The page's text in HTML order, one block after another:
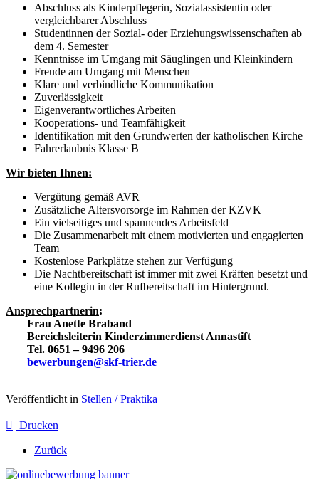
Abschluss als Kinderpflegerin, Sozialassistentin oder
vergleichbarer Abschluss
Studentinnen der Sozial- oder Erziehungswissenschaften ab
dem 4. Semester
Kenntnisse im Umgang mit Säuglingen und Kleinkindern
Freude am Umgang mit Menschen
Klare und verbindliche Kommunikation
Zuverlässigkeit
Eigenverantwortliches Arbeiten
Kooperations- und Teamfähigkeit
Identifikation mit den Grundwerten der katholischen Kirche
Fahrerlaubnis Klasse B
Wir bieten Ihnen:
Vergütung gemäß AVR
Zusätzliche Altersvorsorge im Rahmen der KZVK
Ein vielseitiges und spannendes Arbeitsfeld
Die Zusammenarbeit mit einem motivierten und engagierten
Team
Kostenlose Parkplätze stehen zur Verfügung
Die Nachtbereitschaft ist immer mit zwei Kräften besetzt und
eine Kollegin in der Rufbereitschaft im Hintergrund.
Ansprechpartnerin:
Frau Anette Braband
Bereichsleiterin Kinderzimmerdienst Annastift
Tel. 0651 – 9496 206
bewerbungen@skf-trier.de
Veröffentlicht in Stellen / Praktika
Drucken
Zurück